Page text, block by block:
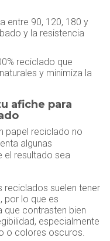
entre 90, 120, 180 y
y la resistencia
reciclado que
y minimiza la
afiche para
papel reciclado no
algunas
el resultado sea
reciclados suelen tener
por lo que es
que contrasten bien
especialmente
o colores oscuros.